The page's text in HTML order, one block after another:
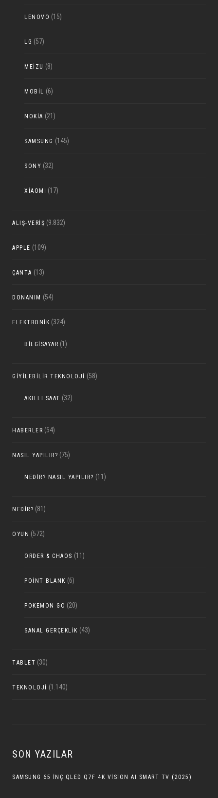
LENOVO (15)
LG (57)
MEIZU (8)
MOBIL (6)
NOKIA (21)
SAMSUNG (145)
SONY (32)
XIAOMI (17)
ALIŞ-VERIŞ (9.832)
APPLE (109)
ÇANTA (13)
DONANIM (54)
ELEKTRONIK (324)
BILGISAYAR (1)
GIYILEBILIR TEKNOLOJI (58)
AKILLI SAAT (32)
HABERLER (54)
NASIL YAPILIR? (75)
NEDIR? NASIL YAPILIR? (11)
NEDIR? (81)
OYUN (572)
ORDER & CHAOS (11)
POINT BLANK (6)
POKEMON GO (20)
SANAL GERÇEKLIK (43)
TABLET (30)
TEKNOLOJI (1.140)
SON YAZILAR
SAMSUNG 65 INÇ QLED Q7F 4K VISION AI SMART TV (2025)